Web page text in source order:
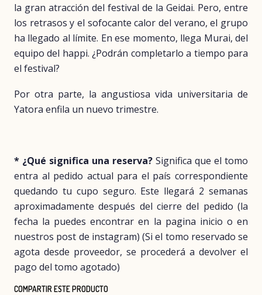
la gran atracción del festival de la Geidai. Pero, entre
los retrasos y el sofocante calor del verano, el grupo
ha llegado al límite. En ese momento, llega Murai, del
equipo del happi. ¿Podrán completarlo a tiempo para
el festival?
Por otra parte, la angustiosa vida universitaria de
Yatora enfila un nuevo trimestre.
* ¿Qué significa una reserva? Significa que el tomo
entra al pedido actual para el país correspondiente
quedando tu cupo seguro. Este llegará 2 semanas
aproximadamente después del cierre del pedido (la
fecha la puedes encontrar en la pagina inicio o en
nuestros post de instagram) (Si el tomo reservado se
agota desde proveedor, se procederá a devolver el
pago del tomo agotado)
COMPARTIR ESTE PRODUCTO